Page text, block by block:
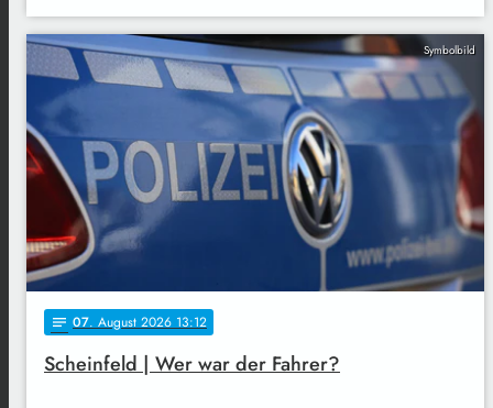
Symbolbild
notes 07. August 2026 13:12
Scheinfeld | Wer war der Fahrer?